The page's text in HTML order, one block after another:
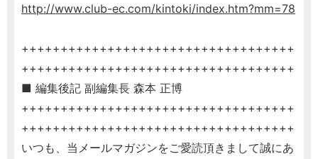
http://www.club-ec.com/kintoki/index.htm?mm=78
+++++++++++++++++++++++++++++++++++
+++++++++++++++++++++++++++++++++++
■ 編集後記 副編集長 森本 正博
+++++++++++++++++++++++++++++++++++
+++++++++++++++++++++++++++++++++++
いつも、当メールマガジンをご愛読頂きまして誠にあ